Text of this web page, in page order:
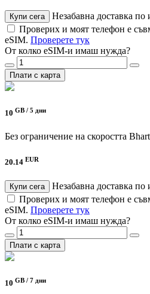
Купи сега
Незабавна доставка
Проверих и моят телефон е
eSIM. Проверете тук
От колко eSIM-и имаш нужда?
Плати с карта
10 GB / 5 дни
Без ограничение на скоростта
20.14 EUR
Купи сега
Незабавна доставка
Проверих и моят телефон е
eSIM. Проверете тук
От колко eSIM-и имаш нужда?
Плати с карта
10 GB / 7 дни